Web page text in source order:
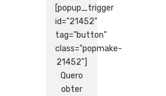
[popup_trigger
id="21452"
tag="button"
class="popmake-
21452"]
Quero
obter